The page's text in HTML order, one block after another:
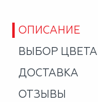
ОПИСАНИЕ
ВЫБОР ЦВЕТА
ДОСТАВКА
ОТЗЫВЫ